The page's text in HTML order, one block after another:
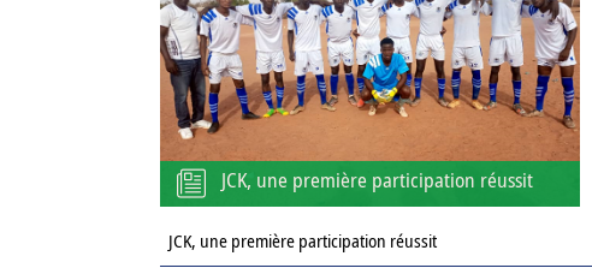
JCK, une première participation réussit
JCK, une première participation réussit